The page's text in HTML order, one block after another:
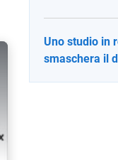
Uno studio in
smaschera il